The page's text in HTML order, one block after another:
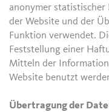
anonymer
der Website und der
Funktion verwendet.
Feststellung einer
Mitteln der
Website benutzt
Übertragung der